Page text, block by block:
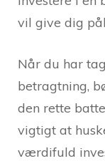
vil give dig
Når du har
betragtning,
den rette
vigtigt at
værdifuld